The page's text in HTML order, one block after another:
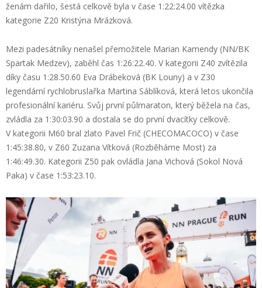
ženám dařilo, šestá celkově byla v čase 1:22:24.00 vítězka
kategorie Z20 Kristýna Mrázková.
Mezi padesátníky nenašel přemožitele Marian Kamendy (NN/BK
Spartak Medzev), zaběhl čas 1:26:22.40. V kategorii Z40 zvítězila
díky času 1:28.50.60 Eva Drábeková (BK Louny) a v Z30
legendární rychlobruslařka Martina Sáblíková, která letos ukončila
profesionální kariéru. Svůj první půlmaraton, který běžela na čas,
zvládla za 1:30:03.90 a dostala se do první dvacítky celkově.
V kategorii M60 bral zlato Pavel Frič (CHECOMACOCO) v čase
1:45:38.80, v Z60 Zuzana Vítková (Rozběháme Most) za
1:46:49.30. Kategorii Z50 pak ovládla Jana Vichová (Sokol Nová
Paka) v čase 1:53:23.10.